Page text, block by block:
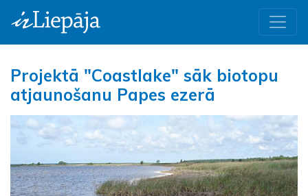
Projektā "Coastlake" sāk biotopu
atjaunošanu Papes ezerā